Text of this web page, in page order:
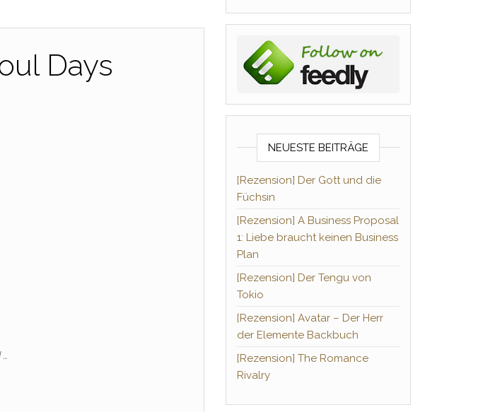
Days
NEUESTE BEITRÄGE
[Rezension] Der Gott und die
Füchsin
[Rezension] A Business Proposal
1: Liebe braucht keinen Business
Plan
[Rezension] Der Tengu von
Tokio
[Rezension] Avatar – Der Herr
der Elemente Backbuch
[Rezension] The Romance
Rivalry